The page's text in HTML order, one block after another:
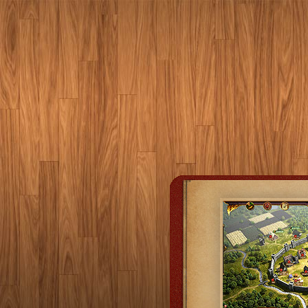
لشکریان گینگیزها گنجینه
هستند. پس گروهی دیگر از
کار خود را آغاز نمودند. حس
ها را می گیرد . زیرا برای
از تخصص سایرین نیز
در این مدت صدها کشور
مقاومت در برابر حمله های
گینگیزها تسخیر شده اند،
پادشاهان داستانی بسیار
با موارد بسیار جالبی
گنج، کتیبه جاودان، شهرهای
رازآلود عصر پادشاهان